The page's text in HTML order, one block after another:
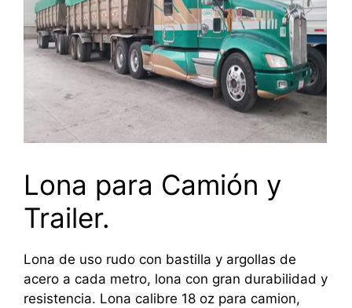
Lona para Camión y
Trailer.
Lona de uso rudo con bastilla y argollas de
acero a cada metro, lona con gran durabilidad y
resistencia. Lona calibre 18 oz para camion,